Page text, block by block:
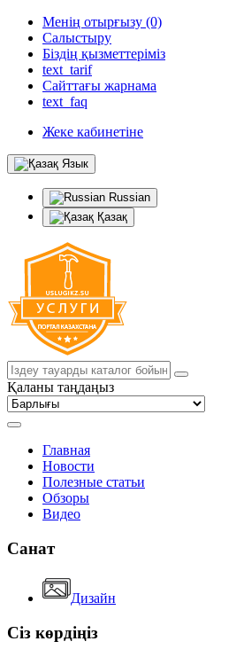
Менің отырғызу (0)
Салыстыру
Біздің қызметтеріміз
text_tarif
Сайттағы жарнама
text_faq
Жеке кабинетіне
Язык
Russian
Қазақ
Қаланы таңдаңыз
Главная
Новости
Полезные статьи
Обзоры
Видео
Санат
Дизайн
Сіз көрдіңіз